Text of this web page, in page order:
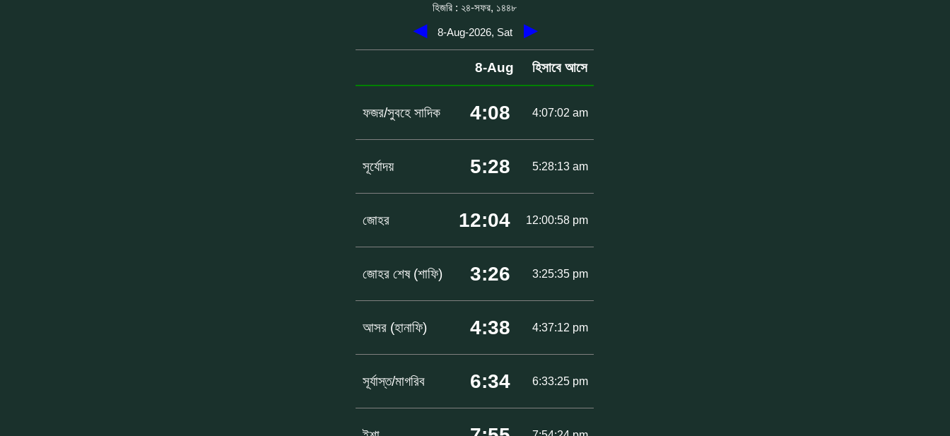
হিজরি : ২৪-সফর, ১৪৪৮
◀ 8-Aug-2026, Sat ▶
8-Aug হিসাবে আসে
ফজর/সুবহে সাদিক 4:08 4:07:02 am
সূর্যোদয় 5:28 5:28:13 am
জোহর 12:04 12:00:58 pm
জোহর শেষ (শাফি) 3:26 3:25:35 pm
আসর (হানাফি) 4:38 4:37:12 pm
সূর্যাস্ত/মাগরিব 6:34 6:33:25 pm